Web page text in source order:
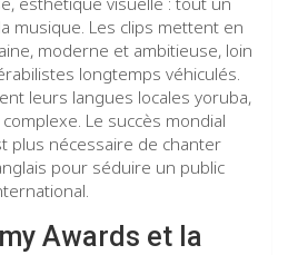
musique. Les clips mettent en
moderne et ambitieuse, loin
longtemps véhiculés.
leurs langues locales yoruba,
Le succès mondial
plus nécessaire de chanter
pour séduire un public
Awards et la